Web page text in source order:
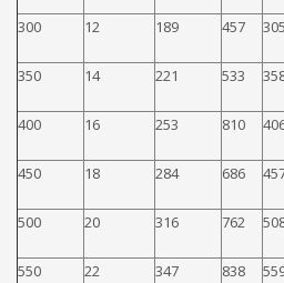
300 12 189 457 305
350 14 221 533
400 16 253 810
450 18 284 686
500 20 316 762
550 22 347 838